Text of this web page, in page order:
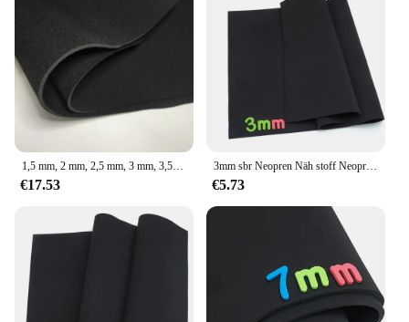
€17.53
3mm sbr Neopren Näh stoff Neopren anzug Stretch Stoff andere Stoffe glatt gestrickt Stretch Polyester Spandex/Polyester Kette
€5.73